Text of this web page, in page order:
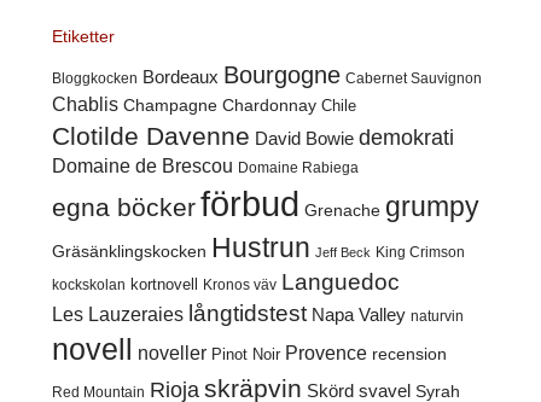
Etiketter
Bloggkocken Bordeaux Bourgogne Cabernet Sauvignon
Chablis Champagne Chardonnay Chile
Clotilde Davenne David Bowie demokrati
Domaine de Brescou Domaine Rabiega
egna böckerförbud Grenache grumpy
Gräsänklingskocken Hustrun Jeff Beck King Crimson
kockskolan kortnovell Kronos väv Languedoc
Les Lauzeraies långtidstest Napa Valley naturvin
novell noveller Pinot Noir Provence recension
Red Mountain Rioja skräpvin Skörd svavel Syrah